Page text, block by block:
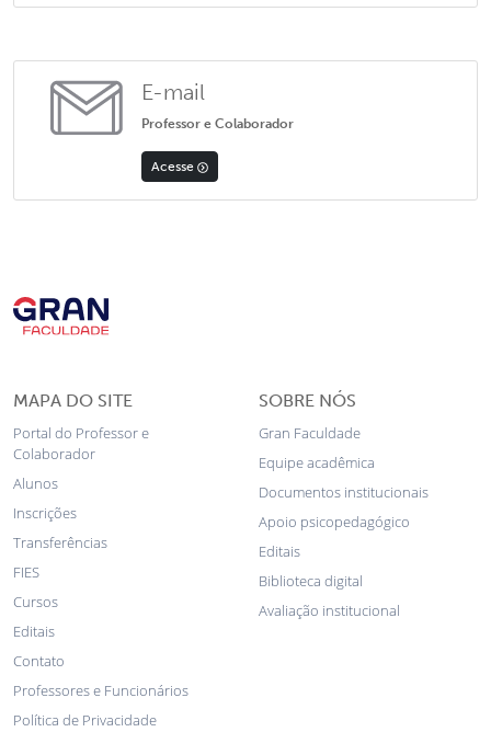
E-mail
Professor e Colaborador
Acesse
MAPA DO SITE
Portal do Professor e
Colaborador
Alunos
Inscrições
Transferências
FIES
Cursos
Editais
Contato
Professores e Funcionários
Política de Privacidade
SOBRE NÓS
Gran Faculdade
Equipe acadêmica
Documentos institucionais
Apoio psicopedagógico
Editais
Biblioteca digital
Avaliação institucional